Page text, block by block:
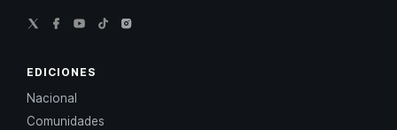
EDICIONES
Nacional
Comunidades